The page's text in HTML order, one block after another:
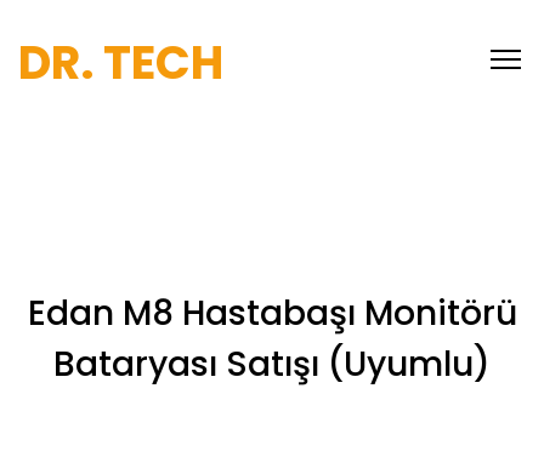
DR. TECH
Edan M8 Hastabaşı Monitörü
Bataryası Satışı (Uyumlu)